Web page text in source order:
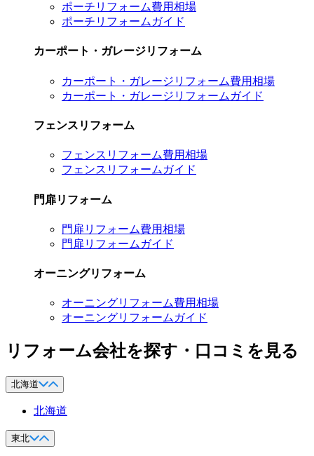
ポーチリフォーム費用相場
ポーチリフォームガイド
カーポート・ガレージリフォーム
カーポート・ガレージリフォーム費用相場
カーポート・ガレージリフォームガイド
フェンスリフォーム
フェンスリフォーム費用相場
フェンスリフォームガイド
門扉リフォーム
門扉リフォーム費用相場
門扉リフォームガイド
オーニングリフォーム
オーニングリフォーム費用相場
オーニングリフォームガイド
リフォーム会社を探す・口コミを見る
北海道
北海道
東北